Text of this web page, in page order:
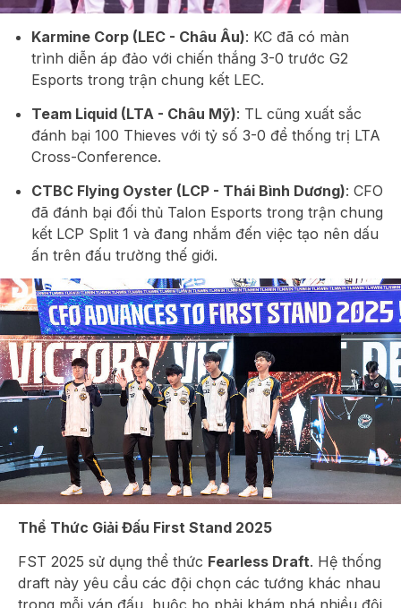
Karmine Corp (LEC - Châu Âu): KC đã có màn
trình diễn áp đảo với chiến thắng 3-0 trước G2
Esports trong trận chung kết LEC.
Team Liquid (LTA - Châu Mỹ): TL cũng xuất sắc
đánh bại 100 Thieves với tỷ số 3-0 để thống trị LTA
Cross-Conference.
CTBC Flying Oyster (LCP - Thái Bình Dương): CFO
đã đánh bại đối thủ Talon Esports trong trận chung
kết LCP Split 1 và đang nhắm đến việc tạo nên dấu
ấn trên đấu trường thế giới.
Thể Thức Giải Đấu First Stand 2025
FST 2025 sử dụng thể thức Fearless Draft. Hệ thống
draft này yêu cầu các đội chọn các tướng khác nhau
trong mỗi ván đấu, buộc họ phải khám phá nhiều đội